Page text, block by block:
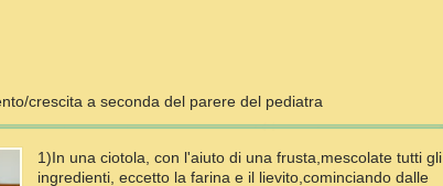
crescita a seconda del parere del pediatra
1)In una ciotola, con l'aiuto di una frusta,mescolate tutti gli
ingredienti, eccetto la farina e il lievito,cominciando dalle